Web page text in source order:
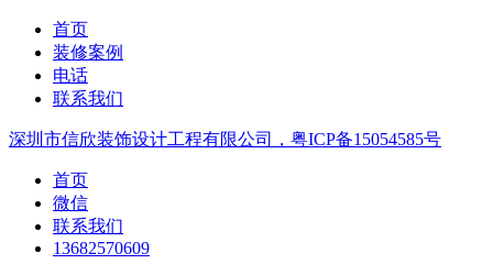
首页
装修案例
电话
联系我们
深圳市信欣装饰设计工程有限公司，粤ICP备15054585号
首页
微信
联系我们
13682570609